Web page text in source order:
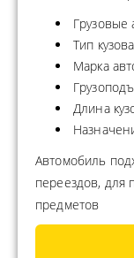
Грузовые
Тип
Марка
Длина
Автомобиль
переездов, для
предметов